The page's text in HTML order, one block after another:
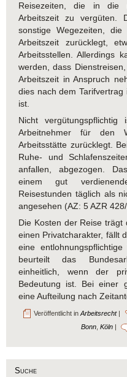
Suche
Reisezeiten, die in die
Arbeitszeit zu vergüten.
sonstige Wegezeiten,
Arbeitszeit zurücklegt,
Arbeitsstellen. Allerdings
werden, dass
Arbeitszeit in Anspruch
dies nach dem
ist.
Nicht
Arbeitnehmer für den
Arbeitsstätte zurücklegt.
Ruhe- und
anfallen, abgezogen.
einem gut
Reisestunden täglich als
angesehen (AZ: 5 AZR 428/
Die Kosten der Reise trägt
einen Privatcharakter, fällt
eine
beurteilt das
einheitlich, wenn der
Bedeutung ist. Bei einer
eine Aufteilung nach
Veröffentlicht in Arbeitsrecht|
Bonn Köln |